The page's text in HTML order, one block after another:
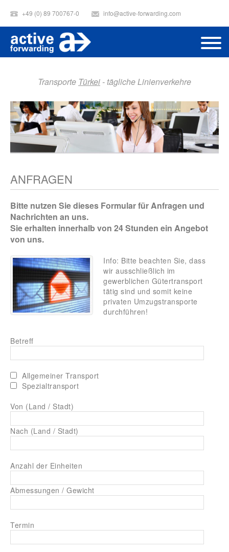
+49 (0) 89 700767-0 info@active-forwarding.com
Transporte Türkei - tägliche Linienverkehre
ANFRAGEN
Bitte nutzen Sie dieses Formular für Anfragen und
Nachrichten an uns.
Sie erhalten innerhalb von 24 Stunden ein Angebot
von uns.
Info: Bitte beachten Sie, dass
wir ausschließlich im
gewerblichen Gütertransport
tätig sind und somit keine
privaten Umzugstransporte
durchführen!
Betreff
Allgemeiner Transport
Spezialtransport
Von (Land / Stadt)
Nach (Land / Stadt)
Anzahl der Einheiten
Abmessungen / Gewicht
Termin